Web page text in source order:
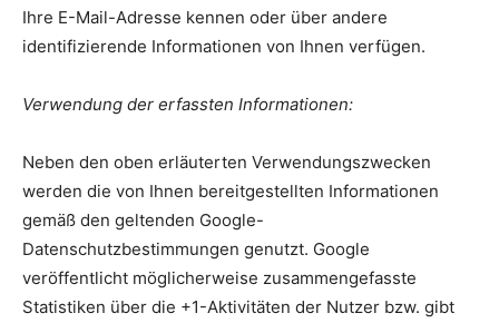
Ihre E-Mail-Adresse kennen oder über andere
identifizierende Informationen von Ihnen verfügen.
Verwendung der erfassten Informationen:
Neben den oben erläuterten Verwendungszwecken
werden die von Ihnen bereitgestellten Informationen
gemäß den geltenden Google-
Datenschutzbestimmungen genutzt. Google
veröffentlicht möglicherweise zusammengefasste
Statistiken über die +1-Aktivitäten der Nutzer bzw. gibt